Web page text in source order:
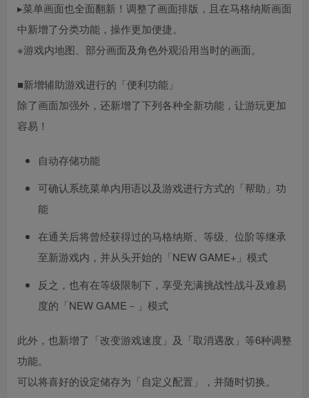
▸菜单画面也全面翻新！调整了画面排版，且在马格纳斯画面
中新增了分类功能，操作更加便捷。
※游戏内地图、部分画面及角色外观沿用当时的画面。
■新增辅助游戏进行的「便利功能」
除了画面加强外，还新增了下列各种全新功能，让游玩更加
容易！
自动存储功能
可确认系统菜单内用语以及游戏进行方式的「帮助」功
能
在通关后将曾经获得过的马格纳斯、等级、位阶等继承
至新游戏内，并从头开始的「NEW GAME+」模式
反之，也有在等级限制下，享受充满挑战性战斗及难易
度的「NEW GAME－」模式
此外，也新增了「改变游戏速度」及「取消遇敌」等6种调整
功能。
可以将喜好的设定储存为「自定义配置」，并随时切换。